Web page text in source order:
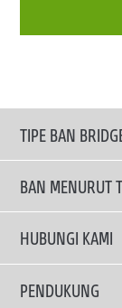
TIPE BAN
BAN MENURUT
Ban ENLITEN
Ban Performa
HUBUNGI KAMI
Email Kami
PENDUKUNG